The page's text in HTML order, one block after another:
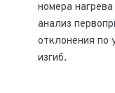
номера
анализ
отклонения по
изгиб.